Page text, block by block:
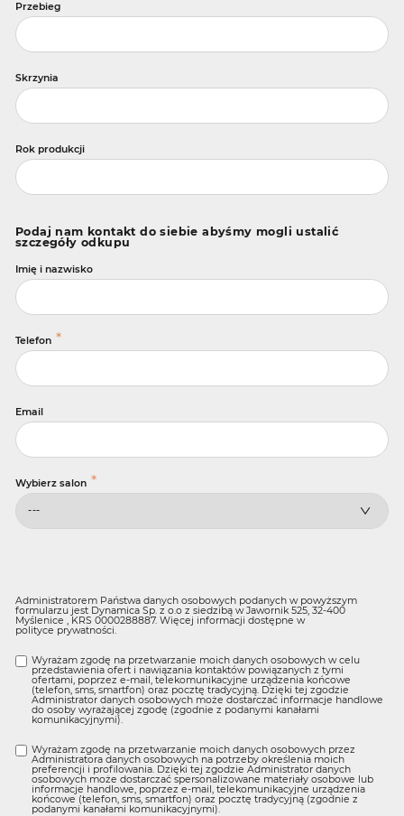
Przebieg
Skrzynia
Rok produkcji
Podaj nam kontakt do siebie abyśmy mogli ustalić
szczegóły odkupu
Imię i nazwisko
Telefon *
Email
Wybierz salon *
Administratorem Państwa danych osobowych podanych w powyższym
formularzu jest Dynamica Sp. z o.o z siedzibą w Jawornik 525, 32-400
Myślenice , KRS 0000288887. Więcej informacji dostępne w
polityce prywatności.
Wyrażam zgodę na przetwarzanie moich danych osobowych w celu
przedstawienia ofert i nawiązania kontaktów powiązanych z tymi
ofertami, poprzez e-mail, telekomunikacyjne urządzenia końcowe
(telefon, sms, smartfon) oraz pocztę tradycyjną. Dzięki tej zgodzie
Administrator danych osobowych może dostarczać informacje handlowe
do osoby wyrażającej zgodę (zgodnie z podanymi kanałami
komunikacyjnymi).
Wyrażam zgodę na przetwarzanie moich danych osobowych przez
Administratora danych osobowych na potrzeby określenia moich
preferencji i profilowania. Dzięki tej zgodzie Administrator danych
osobowych może dostarczać spersonalizowane materiały osobowe lub
informacje handlowe, poprzez e-mail, telekomunikacyjne urządzenia
końcowe (telefon, sms, smartfon) oraz pocztę tradycyjną (zgodnie z
podanymi kanałami komunikacyjnymi).